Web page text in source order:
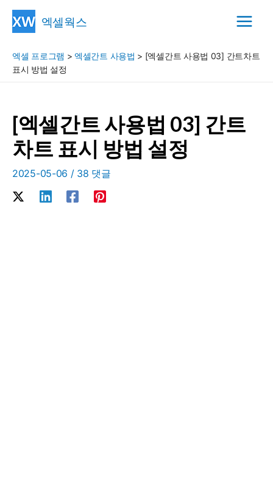
엑셀웍스
Menu
엑셀 프로그램 > 엑셀간트 사용법 > [엑셀간트 사용법 03] 간트차트
표시 방법 설정
[엑셀간트 사용법 03] 간트
차트 표시 방법 설정
2025-05-06 / 38 댓글